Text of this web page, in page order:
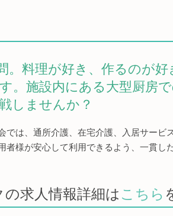
。料理が好き、作るのが
。施設内にある大型厨房
しませんか？
では、通所介護、在宅介護、入居サービ
者様が安心して利用できるよう、一貫し
求人情報詳細は こちら